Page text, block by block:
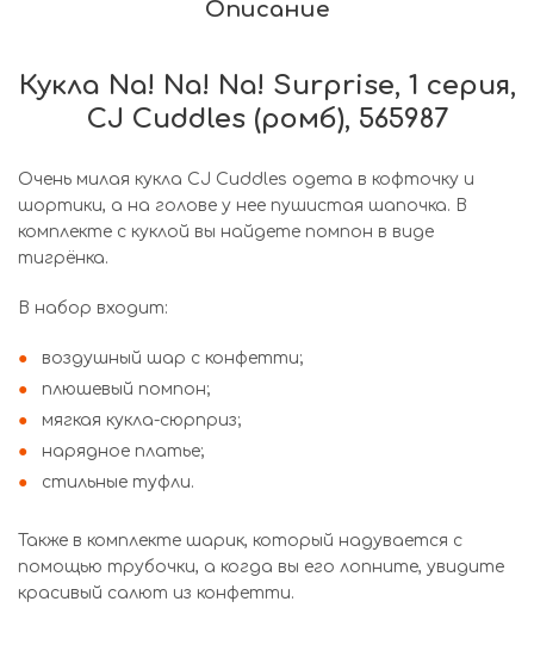
Описание
Кукла Na! Na! Na! Surprise, 1 серия,
CJ Cuddles (ромб), 565987
Очень милая кукла CJ Cuddles одета в кофточку и
шортики, а на голове у нее пушистая шапочка. В
комплекте с куклой вы найдете помпон в виде
тигрëнка.
В набор входит:
воздушный шар с конфетти;
плюшевый помпон;
мягкая кукла-сюрприз;
нарядное платье;
стильные туфли.
Также в комплекте шарик, который надувается с
помощью трубочки, а когда вы его лопните, увидите
красивый салют из конфетти.